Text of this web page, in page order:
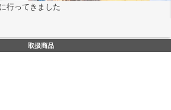
行ってきました
取扱商品